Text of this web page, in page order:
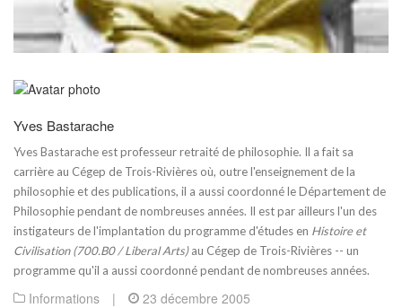
Yves Bastarache
Yves Bastarache est professeur retraité de philosophie. Il a fait sa
carrière au Cégep de Trois-Rivières où, outre l'enseignement de la
philosophie et des publications, il a aussi coordonné le Département de
Philosophie pendant de nombreuses années. Il est par ailleurs l'un des
instigateurs de l'implantation du programme d'études en Histoire et
Civilisation (700.B0 / Liberal Arts)au Cégep de Trois-Rivières -- un
programme qu'il a aussi coordonné pendant de nombreuses années.
Informations | 23 décembre 2005